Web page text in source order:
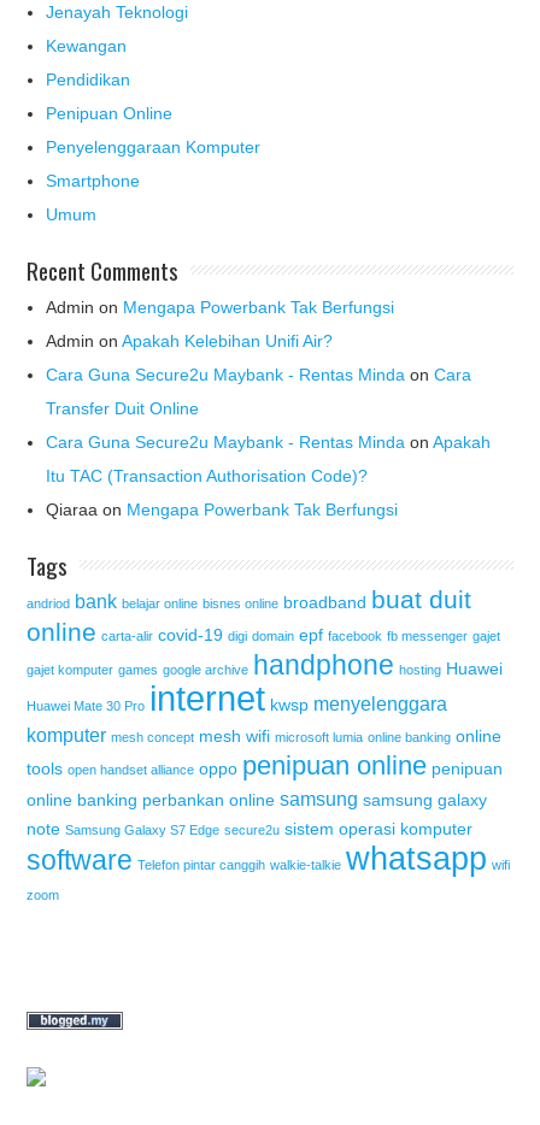
Jenayah Teknologi
Kewangan
Pendidikan
Penipuan Online
Penyelenggaraan Komputer
Smartphone
Umum
Recent Comments
Admin on Mengapa Powerbank Tak Berfungsi
Admin onApakah Kelebihan Unifi Air?
Cara Guna Secure2u Maybank - Rentas Minda onCara
Transfer Duit Online
Cara Guna Secure2u Maybank - Rentas Minda onApakah
Itu TAC (Transaction Authorisation Code)?
Qiaraa on Mengapa Powerbank Tak Berfungsi
Tags
andriod bank belajar online bisnes online broadband buat duit
online carta-alir covid-19 digi domain epf facebook fb messenger gajet
gajet komputer games google archive handphone hosting Huawei
Huawei Mate 30 Pro internet kwsp menyelenggara
komputer mesh concept mesh wifi microsoft lumia online banking online
tools open handset alliance oppo penipuan online penipuan
online banking perbankan online samsung samsung galaxy
note Samsung Galaxy S7 Edge secure2u sistem operasi komputer
software Telefon pintar canggih walkie-talkie whatsapp wifi
zoom